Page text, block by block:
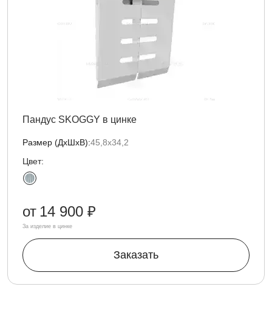
Пандус SKOGGY в цинке
Размер (ДxШxВ):45,8х34,2
Цвет:
от 14 900 ₽
За изделие в цинке
Заказать